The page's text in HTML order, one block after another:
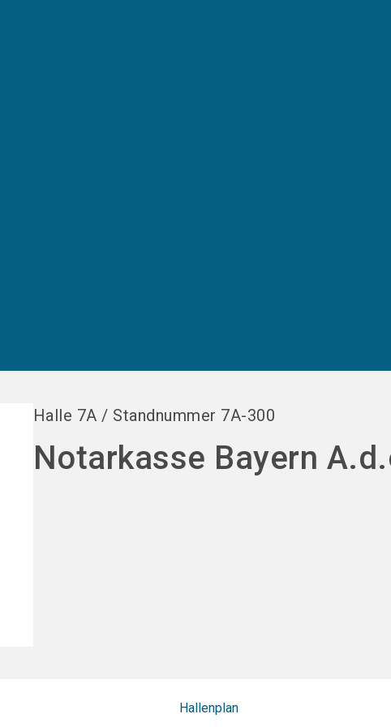
Halle 7A / Standnummer 7A-300
Notarkasse Bayern
Hallenplan